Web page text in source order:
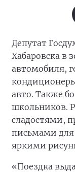
Депутат
Хабаровска в
автомобиля,
авто. Также
школьников.
сладостями,
письмами для
яркими
«Поездка